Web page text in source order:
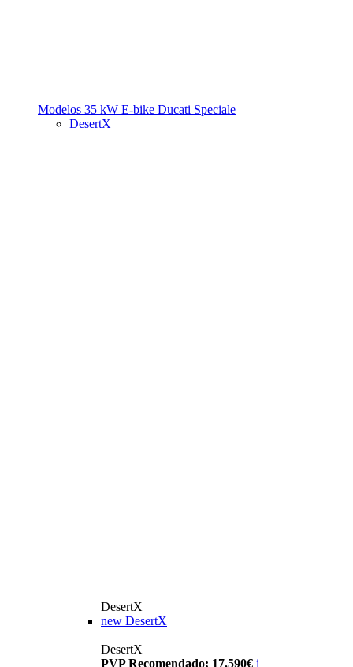
Modelos 35 kW E-bike Ducati Speciale
DesertX
DesertX
new DesertX
DesertX
PVP Recomendado: 17.590€ i